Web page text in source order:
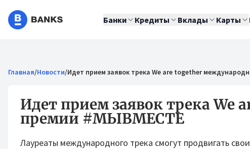
Банки Кредиты Вклады Карты
Главная/Новости/Идет прием заявок трека We are together
Идет прием заявок трека We
премии #МЫВМЕСТЕ
Лауреаты международного трека смогут продвигать